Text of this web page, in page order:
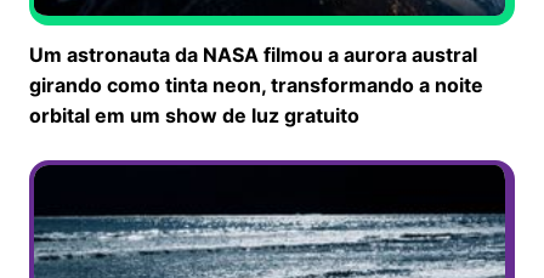
Um astronauta da NASA filmou a aurora austral
girando como tinta neon, transformando a noite
orbital em um show de luz gratuito